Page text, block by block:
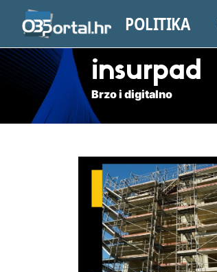
POLITIKA
insurpad
Brzo i digitalno